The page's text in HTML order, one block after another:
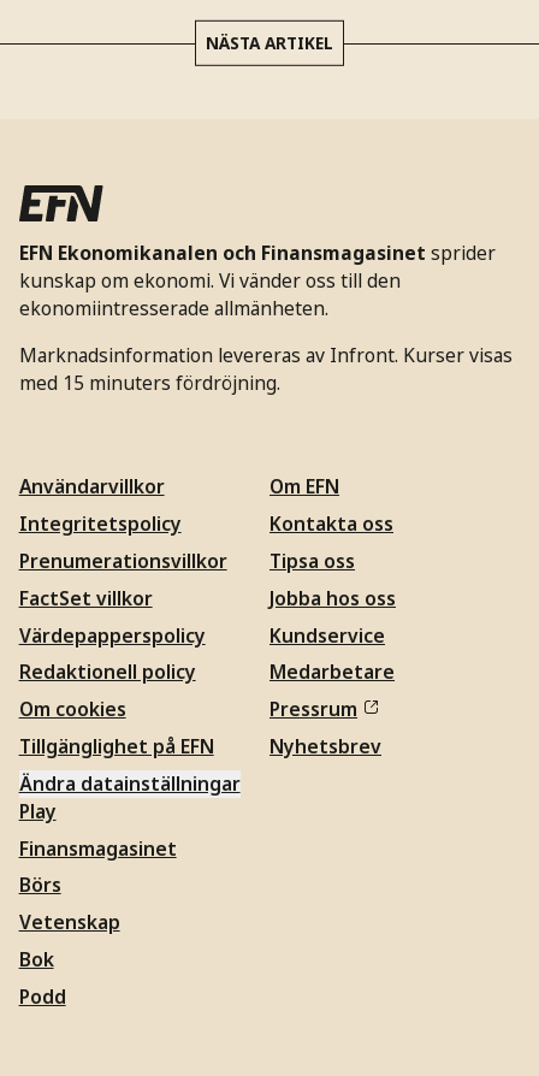
NÄSTA ARTIKEL
EFN Ekonomikanalen och Finansmagasinet sprider
kunskap om ekonomi. Vi vänder oss till den
ekonomiintresserade allmänheten.
Marknadsinformation levereras av Infront. Kurser visas
med 15 minuters fördröjning.
Användarvillkor
Integritetspolicy
Prenumerationsvillkor
FactSet villkor
Värdepapperspolicy
Redaktionell policy
Om cookies
Tillgänglighet på EFN
Ändra datainställningar
Om EFN
Kontakta oss
Tipsa oss
Jobba hos oss
Kundservice
Medarbetare
Pressrum
Nyhetsbrev
Play
Finansmagasinet
Börs
Vetenskap
Bok
Podd